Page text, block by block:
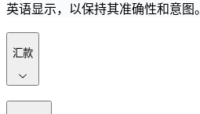
英语显示，以保持其准确性和意图。
汇款